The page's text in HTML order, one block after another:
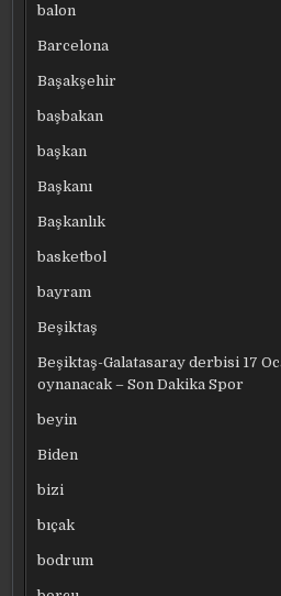
balon
Barcelona
Başakşehir
başbakan
başkan
Başkanı
Başkanlık
basketbol
bayram
Beşiktaş
Beşiktaş-Galatasaray derbisi 17
oynanacak – Son Dakika Spor
beyin
Biden
bizi
bıçak
bodrum